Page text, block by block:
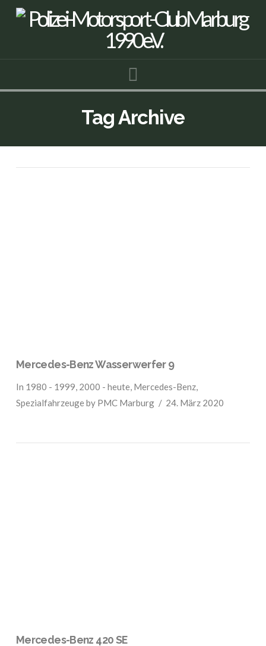
Tag Archive
Mercedes-Benz Wasserwerfer 9
In 1980 - 1999, 2000 - heute, Mercedes-Benz,
Spezialfahrzeugeby PMC Marburg 24. März 2020
Mercedes-Benz 420 SE